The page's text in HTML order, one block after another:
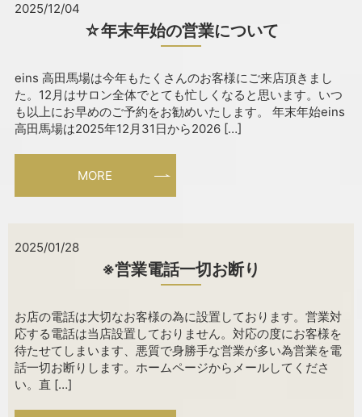
2025/12/04
☆年末年始の営業について
eins 高田馬場は今年もたくさんのお客様にご来店頂きまし
た。12月はサロン全体でとても忙しくなると思います。いつ
も以上にお早めのご予約をお勧めいたします。 年末年始eins
高田馬場は2025年12月31日から2026 […]
MORE
2025/01/28
※営業電話一切お断り
お店の電話は大切なお客様の為に設置しております。営業対
応する電話は当店設置しておりません。対応の度にお客様を
待たせてしまいます、悪質で身勝手な営業が多い為営業を電
話一切お断りします。ホームページからメールしてくださ
い。直 […]